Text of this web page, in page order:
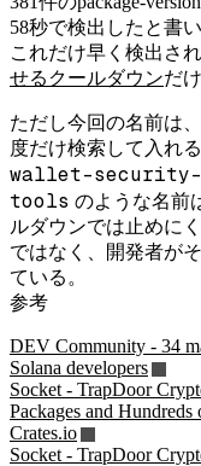
58秒で検出したと書い
これだけ早く検出され
せるクールダウンだ
ただし今回の名前は
度だけ検索して入れ
wallet-security-
tools のような名前
ルダウンでは止めに
ではなく、開発者が
ている。
参考
DEV Community - 34
Solana developers
Socket - TrapDoor
Packages and
Crates.io
Socket - TrapDoor